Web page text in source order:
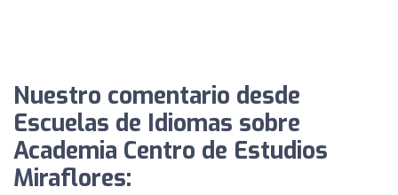
Nuestro comentario desde
Escuelas de Idiomas sobre
Academia Centro de Estudios
Miraflores: